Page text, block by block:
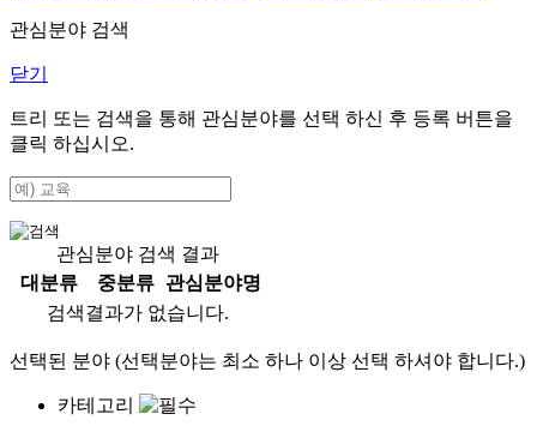
관심분야 검색
닫기
트리 또는 검색을 통해 관심분야를 선택 하신 후 등록 버튼을
클릭 하십시오.
관심분야 검색 결과
대분류
중분류
관심분야명
검색결과가 없습니다.
선택된 분야 (선택분야는 최소 하나 이상 선택 하셔야 합니다.)
카테고리